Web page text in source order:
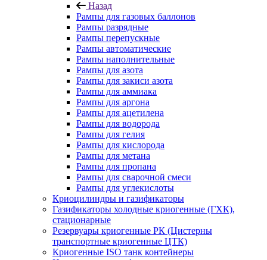
Назад
Рампы для газовых баллонов
Рампы разрядные
Рампы перепускные
Рампы автоматические
Рампы наполнительные
Рампы для азота
Рампы для закиси азота
Рампы для аммиака
Рампы для аргона
Рампы для ацетилена
Рампы для водорода
Рампы для гелия
Рампы для кислорода
Рампы для метана
Рампы для пропана
Рампы для сварочной смеси
Рампы для углекислоты
Криоцилиндры и газификаторы
Газификаторы холодные криогенные (ГХК),
стационарные
Резервуары криогенные РК (Цистерны
транспортные криогенные ЦТК)
Криогенные ISO танк контейнеры